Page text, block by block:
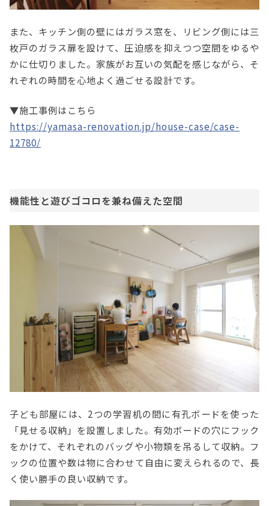
また、キッチン側の壁にはガラス窓を、リビング側には三
枚戸のガラス扉を設けて、圧迫感を抑えつつ空間をゆるや
かに仕切りました。家族がお互いの気配を感じながら、そ
れぞれの時間を心地よく過ごせる設計です。
▼施工事例はこちら
https://yamasa-renovation.jp/house-case/case-
12780/
機能性と遊びゴコロを兼ね備えた空間
子ども部屋には、2つの学習机の間に有孔ボードを使った
「見せる収納」を設置しました。有効ボードの穴にフック
をかけて、それぞれのバッグや小物類を吊るして収納。フ
ックの位置や数は物に合わせて自由に変えられるので、長
く使い勝手の良い収納です。